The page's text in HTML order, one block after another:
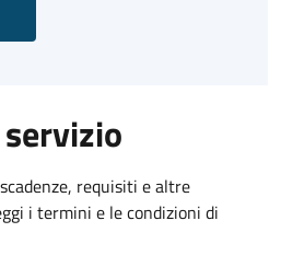
requisiti e altre
i termini e le condizioni di